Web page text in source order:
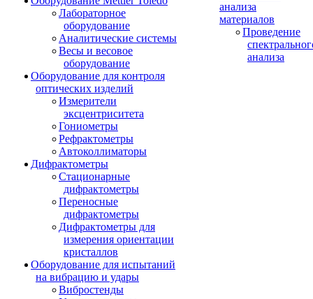
Лабораторное
оборудование
Аналитические системы
Весы и весовое
оборудование
Оборудование для контроля
оптических изделий
Измерители
эксцентриситета
Гониометры
Рефрактометры
Автоколлиматоры
Дифрактометры
Стационарные
дифрактометры
Переносные
дифрактометры
Дифрактометры для
измерения ориентации
кристаллов
Оборудование для испытаний
на вибрацию и удары
Вибростенды
анализа
материалов
Проведение
анализа